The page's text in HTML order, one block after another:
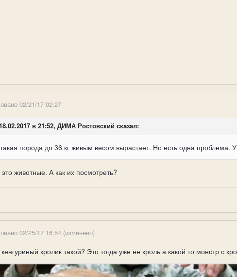
02/21/17 02:27
в 21:52, ДИМА Ростовский сказал:
порода до 36 кг живым весом вырастает. Но есть одна проблема.
животные. А как их посмотреть?
02/25/17 16:54 (изменено)
кролик такой? Это тогда уже не кроль а какой то монстр с